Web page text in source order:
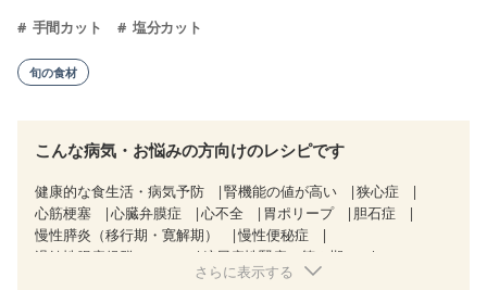
手間カット 塩分カット
旬の食材
こんな病気・お悩みの方向けのレシピです
健康的な食生活・病気予防 腎機能の値が高い
狭心症
心筋梗塞
心臓弁膜症 心不全 胃ポリープ
胆石症
慢性膵炎（移行期・寛解期）
慢性便秘症
過敏性腸症候群（IBS）
糖尿病性腎症（第３期）
CKD（ステージ２）
さらに表示する